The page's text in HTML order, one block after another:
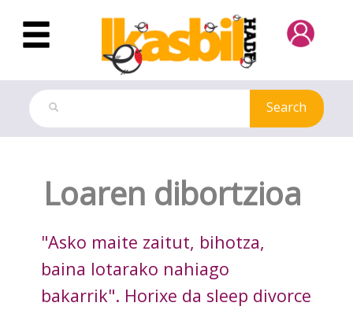
Skip to Main Content
Search
Loaren dibortzioa
"Asko maite zaitut, bihotza,
baina lotarako nahiago
bakarrik". Horixe da sleep divorce